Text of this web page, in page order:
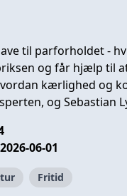
til parforholdet -
og får hjælp til
kærlighed og
og Sebastian
2026-06-01
Fritid